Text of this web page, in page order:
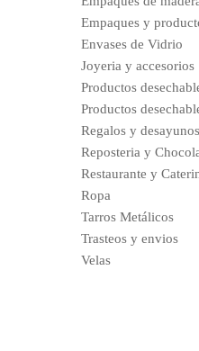
Empaques y
Envases de Vidrio
Joyeria y accesorios
Productos
Productos
Regalos y desayunos
Reposteria y
Restaurante y
Ropa
Tarros Metálicos
Trasteos y envios
Velas